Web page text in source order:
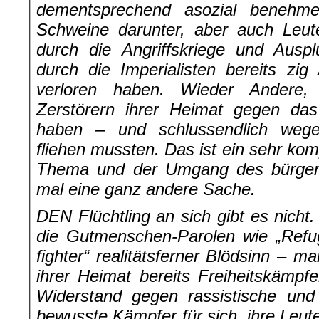
dementsprechend asozial
Schweine darunter, aber auch
durch die Angriffskriege und
durch die Imperialisten bereits zig
verloren haben. Wieder
Zerstörern ihrer Heimat gegen
haben – und schlussendlich
fliehen mussten. Das ist ein sehr
Thema und der Umgang des
mal eine ganz andere Sache.
DEN Flüchtling an sich gibt es
die Gutmenschen-Parolen wie
fighter“ realitätsferner Blödsinn –
ihrer Heimat bereits
Widerstand gegen rassistische